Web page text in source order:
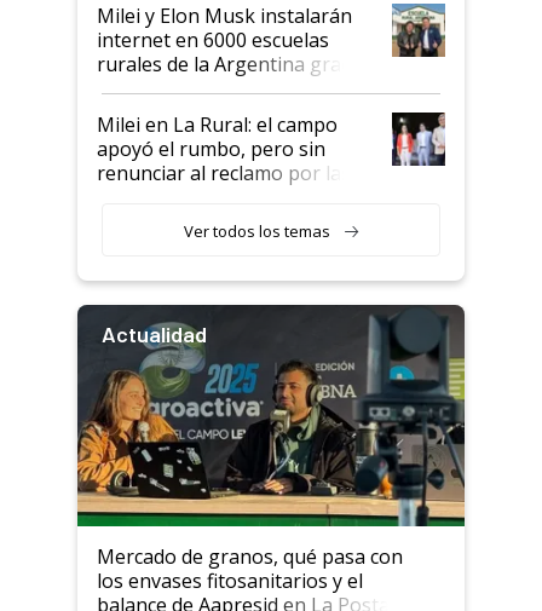
Milei y Elon Musk instalarán
internet en 6000 escuelas
rurales de la Argentina gracias
a un acuerdo con Starlink
Milei en La Rural: el campo
apoyó el rumbo, pero sin
renunciar al reclamo por las
Ver todos los temas
Actualidad
Mercado de granos, qué pasa con
los envases fitosanitarios y el
balance de Aapresid en La Posta